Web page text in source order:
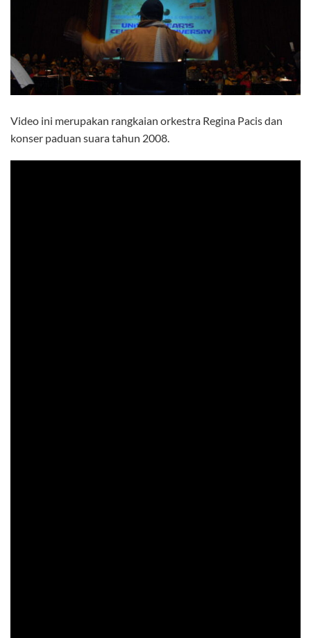
Video ini merupakan rangkaian orkestra Regina Pacis dan
konser paduan suara tahun 2008.